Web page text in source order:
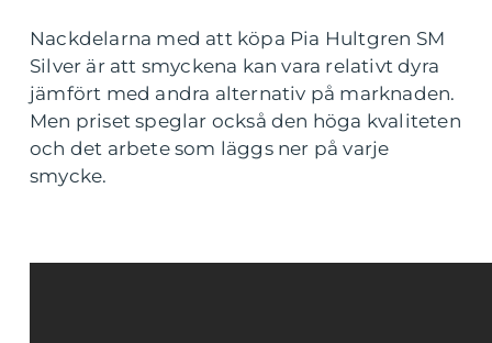
Nackdelarna med att köpa Pia Hultgren SM
Silver är att smyckena kan vara relativt dyra
jämfört med andra alternativ på marknaden.
Men priset speglar också den höga kvaliteten
och det arbete som läggs ner på varje
smycke.